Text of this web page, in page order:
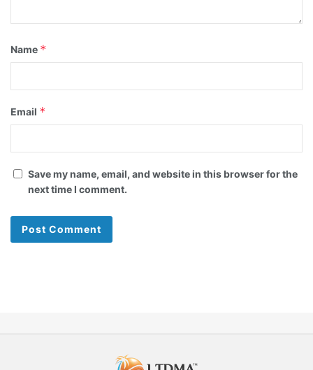
Name *
Email *
Save my name, email, and website in this browser for the
next time I comment.